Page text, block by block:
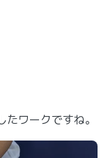
ワークですね。